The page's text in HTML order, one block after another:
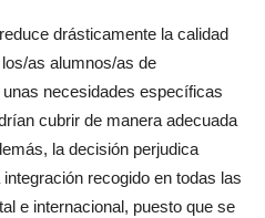
drásticamente la calidad
as alumnos/as de
necesidades específicas
cubrir de manera adecuada
la decisión perjudica
recogido en todas las
e internacional, puesto que se